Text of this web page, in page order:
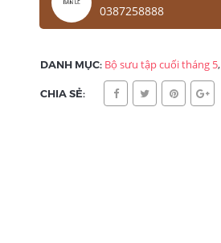
0387258888
DANH MỤC: Bộ sưu tập cuối tháng 5,
CHIA SẺ: